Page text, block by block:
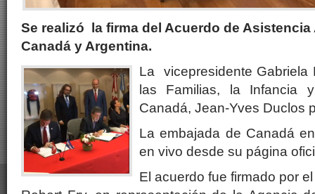
Se realizó la firma del Acuerdo de Asistencia
Canadá y Argentina.
La vicepresidente Gabriela
las Familias, la Infancia
Canadá, Jean-Yves Duclos
La embajada de Canadá
en vivo desde su página
El acuerdo fue firmado por